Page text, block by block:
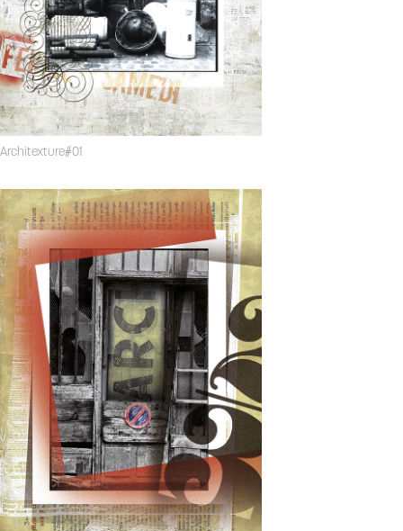
Architexture#01